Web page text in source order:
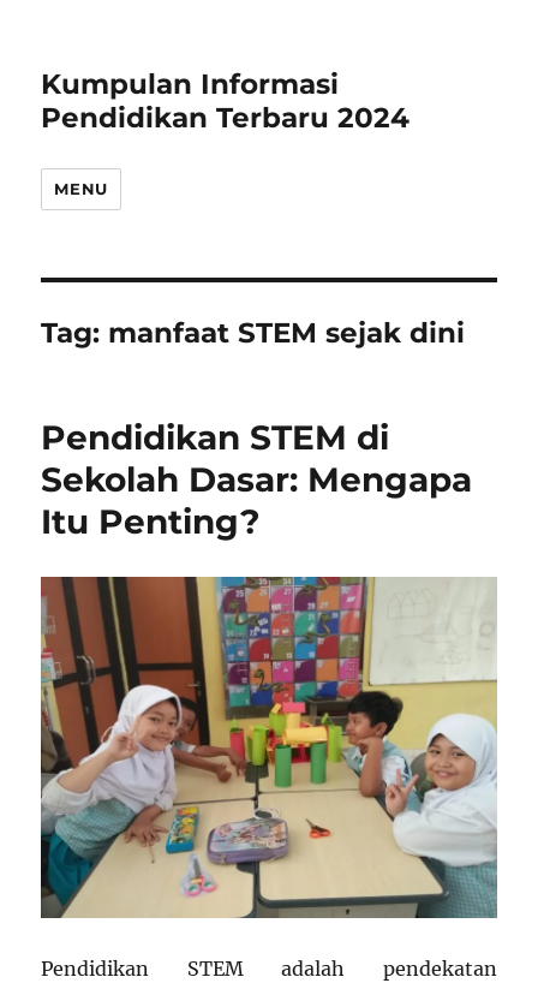
Kumpulan Informasi
Pendidikan Terbaru 2024
MENU
Tag: manfaat STEM sejak dini
Pendidikan STEM di
Sekolah Dasar: Mengapa
Itu Penting?
Pendidikan STEM adalah pendekatan